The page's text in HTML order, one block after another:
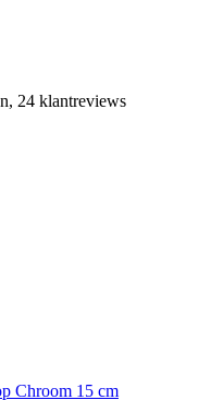
24 klantreviews
Chroom 15 cm